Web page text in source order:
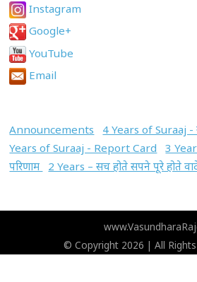
Instagram
Google+
YouTube
Email
Announcements 4 Years of Suraaj -
Years of Suraaj - Report Card
3
परिणाम
2 Years – सच होते सपने पूरे होते
© Copyright 2026 | All